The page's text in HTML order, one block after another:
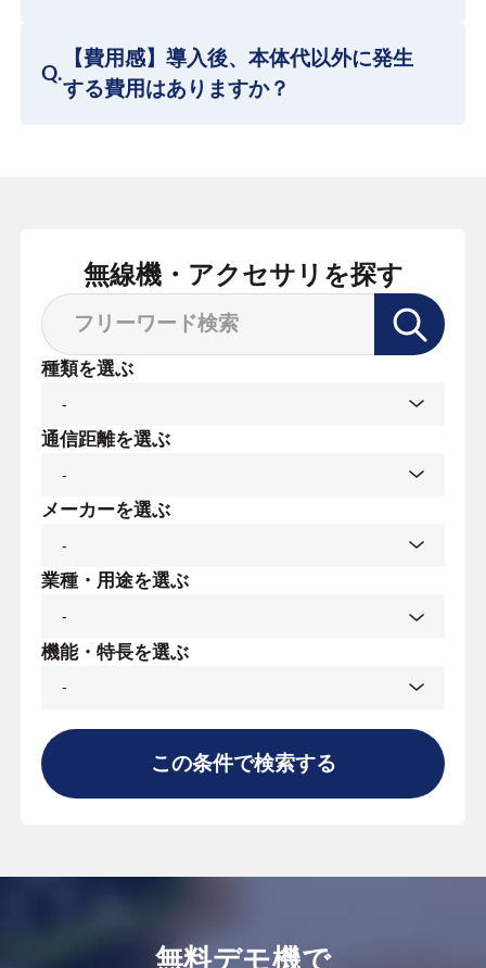
Q.
【費用感】導入後、本体代以外に発生
する費用はありますか？
無線機・アクセサリを探す
種類を選ぶ
通信距離を選ぶ
メーカーを選ぶ
業種・用途を選ぶ
機能・特長を選ぶ
この条件で検索する
無料デモ機で